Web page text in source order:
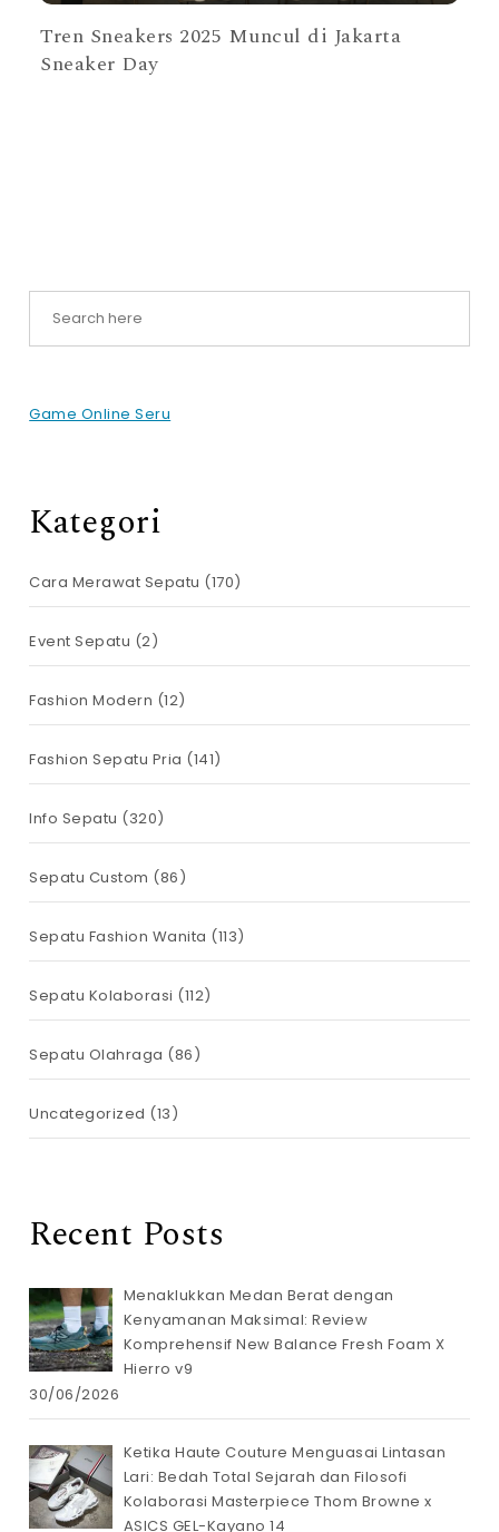
Tren Sneakers 2025 Muncul di Jakarta
Sneaker Day
Game Online Seru
Kategori
Cara Merawat Sepatu (170)
Event Sepatu (2)
Fashion Modern (12)
Fashion Sepatu Pria (141)
Info Sepatu (320)
Sepatu Custom (86)
Sepatu Fashion Wanita (113)
Sepatu Kolaborasi (112)
Sepatu Olahraga (86)
Uncategorized (13)
Recent Posts
Menaklukkan Medan Berat dengan
Kenyamanan Maksimal: Review
Komprehensif New Balance Fresh Foam X
Hierro v9
30/06/2026
Ketika Haute Couture Menguasai Lintasan
Lari: Bedah Total Sejarah dan Filosofi
Kolaborasi Masterpiece Thom Browne x
ASICS GEL-Kayano 14